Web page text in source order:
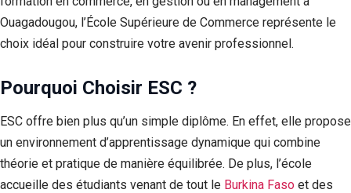
Ouagadougou, l’École Supérieure de Commerce représente le
choix idéal pour construire votre avenir professionnel.
Pourquoi Choisir ESC ?
ESC offre bien plus qu’un simple diplôme. En effet, elle propose
un environnement d’apprentissage dynamique qui combine
théorie et pratique de manière équilibrée. De plus, l’école
accueille des étudiants venant de tout le Burkina Faso et des